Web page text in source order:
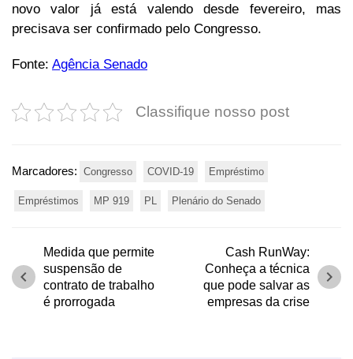
novo valor já está valendo desde fevereiro, mas
precisava ser confirmado pelo Congresso.
Fonte: Agência Senado
Classifique nosso post
Marcadores: Congresso COVID-19 Empréstimo
Empréstimos MP 919 PL Plenário do Senado
Medida que permite
suspensão de
contrato de trabalho
é prorrogada
chevron_left
Cash RunWay:
Conheça a técnica
que pode salvar as
empresas da crise
chevron_right